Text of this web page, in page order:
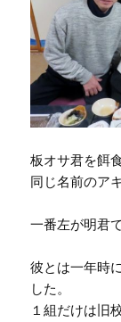
板オサ君を餌
同じ名前のア
一番左が明君
彼とは一年時
した。
１組だけは旧